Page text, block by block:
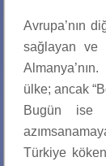
Avrupa’nın
sağlayan ve
ülke; ancak
Bugün ise
Türkiye